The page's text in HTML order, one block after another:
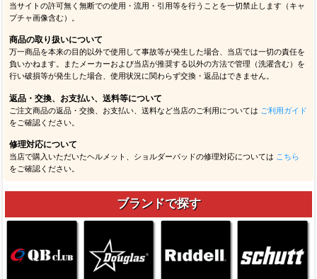
当サイトの許可無く無断での使用・流用・引用等を行うことを一切禁止します（キャ
プチャ画像含む）。
商品の取り扱いについて
万一商品を本来の目的以外で使用して事故等が発生した場合、当店では一切の責任を
負いかねます。またメーカーおよび当店が推奨する以外の方法で管理（洗濯含む）を
行い破損等が発生した場合、使用状況に関わらず交換・返品はできません。
返品・交換、お支払い、送料等について
ご注文商品の返品・交換、お支払い、送料など当店のご利用については ご利用ガイド
をご確認ください。
修理対応について
当店で購入いただいたヘルメット、ショルダーパッドの修理対応については こちら
をご確認ください。
ブランドで探す